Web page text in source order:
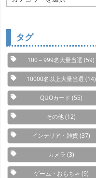
テ
タグ
100～999名大量当選 (59)
10000名以上大量当選 (14)
QUOカード (55)
その他(12)
インテリア・雑貨(37)
カメラ (3)
ゲーム・おもちゃ (9)